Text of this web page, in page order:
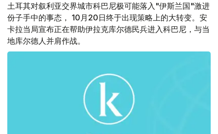
土耳其对叙利亚交界城市科巴尼极可能落入"伊斯兰国"激进
份子手中的事态， 10月20日终于出现策略上的大转变。安
卡拉当局宣布正在帮助伊拉克库尔德民兵进入科巴尼，与当
地库尔德人并肩作战。